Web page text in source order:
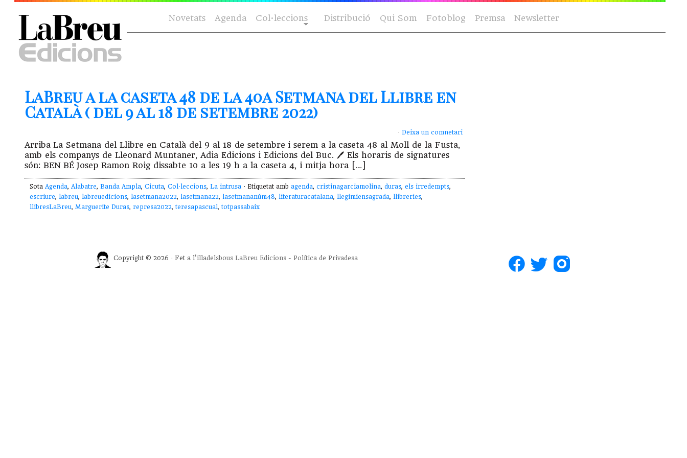
Novetats Agenda Col·leccions Distribució Qui Som Fotoblog Premsa Newsletter
LaBreu a la caseta 48 de la 40a Setmana del Llibre en
Català ( del 9 al 18 de setembre 2022)
· Deixa un comnetari
Arriba La Setmana del Llibre en Català del 9 al 18 de setembre i serem a la caseta 48 al Moll de la Fusta,
amb els companys de Lleonard Muntaner, Adia Edicions i Edicions del Buc. 🖊 Els horaris de signatures
són: BEN BÉ Josep Ramon Roig dissabte 10 a les 19 h a la caseta 4, i mitja hora […]
Sota Agenda, Alabatre, Banda Ampla, Cicuta, Col·leccions, La intrusa · Etiquetat amb agenda, cristinagarciamolina, duras, els irredempts,
escriure, labreu, labreuedicions, lasetmana2022, lasetmana22, lasetmananúm48, literaturacatalana, llegimiensagrada, llibreries,
llibresLaBreu, Marguerite Duras, represa2022, teresapascual, totpassabaix
Copyright © 2026 · Fet a l'illadelsbous LaBreu Edicions - Política de Privadesa